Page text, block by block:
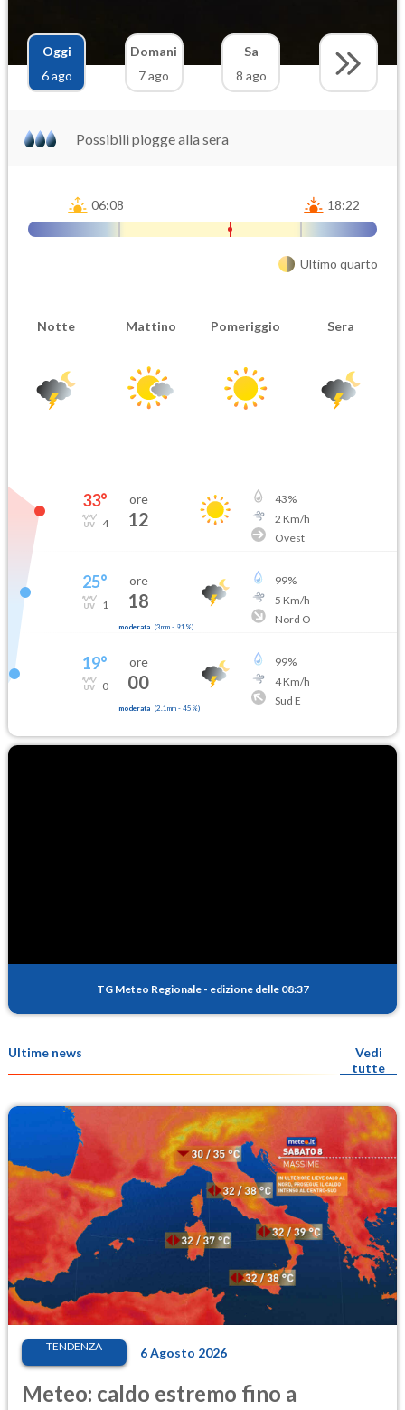
Oggi
6 ago
Domani
7 ago
Sa
8 ago
Possibili piogge alla sera
06:08 18:22
Ultimo quarto
Notte Mattino Pomeriggio Sera
33°
4
ore
12
43%
2 Km/h
Ovest
25°
1
ore
18
moderata (3mm- 91 %)
99%
5 Km/h
Nord O
19°
0
ore
00
moderata (2.1mm- 45 %)
99%
4Km/h
Sud E
TG Meteo Regionale - edizione delle 08:37
Ultime news
Vedi
tutte
TENDENZA 6 Agosto 2026
Meteo: caldo estremo fino a